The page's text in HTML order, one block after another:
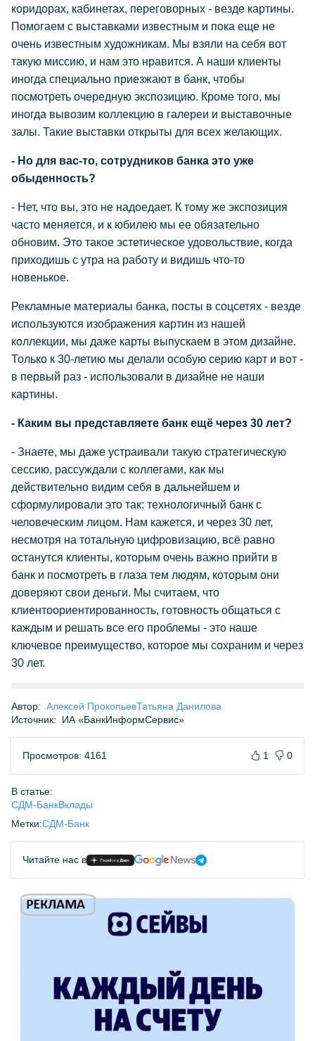
коридорах, кабинетах, переговорных - везде картины.
Помогаем с выставками известным и пока еще не
очень известным художникам. Мы взяли на себя вот
такую миссию, и нам это нравится. А наши клиенты
иногда специально приезжают в банк, чтобы
посмотреть очередную экспозицию. Кроме того, мы
иногда вывозим коллекцию в галереи и выставочные
залы. Такие выставки открыты для всех желающих.
- Но для вас-то, сотрудников банка это уже
обыденность?
- Нет, что вы, это не надоедает. К тому же экспозиция
часто меняется, и к юбилею мы ее обязательно
обновим. Это такое эстетическое удовольствие, когда
приходишь с утра на работу и видишь что-то
новенькое.
Рекламные материалы банка, посты в соцсетях - везде
используются изображения картин из нашей
коллекции, мы даже карты выпускаем в этом дизайне.
Только к 30-летию мы делали особую серию карт и вот -
в первый раз - использовали в дизайне не наши
картины.
- Каким вы представляете банк ещё через 30 лет?
- Знаете, мы даже устраивали такую стратегическую
сессию, рассуждали с коллегами, как мы
действительно видим себя в дальнейшем и
сформулировали это так: технологичный банк с
человеческим лицом. Нам кажется, и через 30 лет,
несмотря на тотальную цифровизацию, всё равно
останутся клиенты, которым очень важно прийти в
банк и посмотреть в глаза тем людям, которым они
доверяют свои деньги. Мы считаем, что
клиентоориентированность, готовность общаться с
каждым и решать все его проблемы - это наше
ключевое преимущество, которое мы сохраним и через
30 лет.
Автор: Алексей ПрокопьевТатьяна Данилова
Источник:
ИА «БанкИнформСервис»
Просмотров: 4161 1 0
В статье:
СДМ-БанкВклады
Метки:СДМ-Банк
Читайте нас в